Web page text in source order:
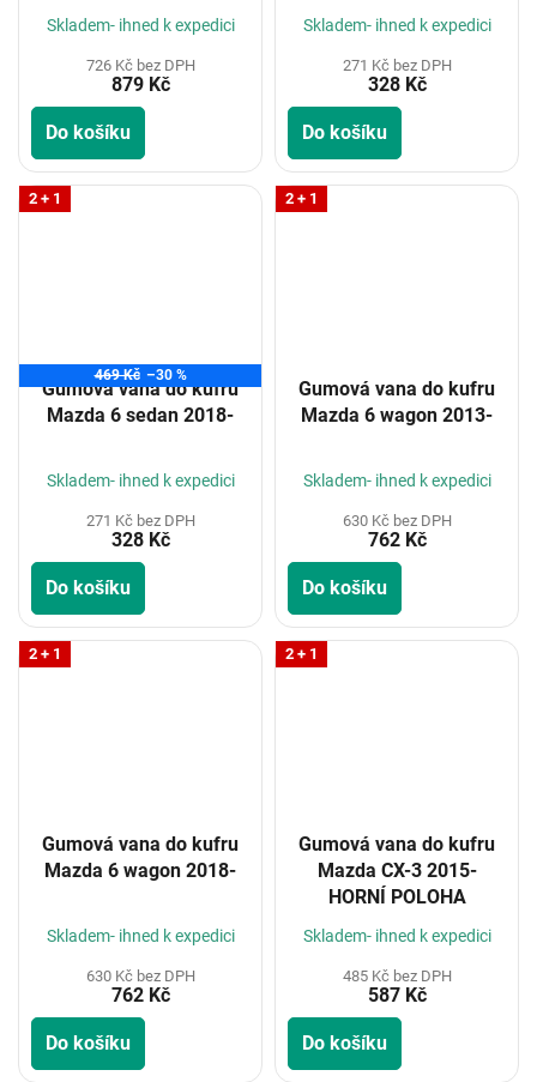
Skladem- ihned k expedici
726 Kč bez DPH
879 Kč
Do košíku
Skladem- ihned k expedici
271 Kč bez DPH
328 Kč
Do košíku
2 + 1
469 Kč –30 %
Gumová vana do kufru
Mazda 6 sedan 2018-
Skladem- ihned k expedici
271 Kč bez DPH
328 Kč
Do košíku
2 + 1
Gumová vana do kufru
Mazda 6 wagon 2013-
Skladem- ihned k expedici
630 Kč bez DPH
762 Kč
Do košíku
2 + 1
Gumová vana do kufru
Mazda 6 wagon 2018-
Skladem- ihned k expedici
630 Kč bez DPH
762 Kč
Do košíku
2 + 1
Gumová vana do kufru
Mazda CX-3 2015-
HORNÍ POLOHA
Skladem- ihned k expedici
485 Kč bez DPH
587 Kč
Do košíku